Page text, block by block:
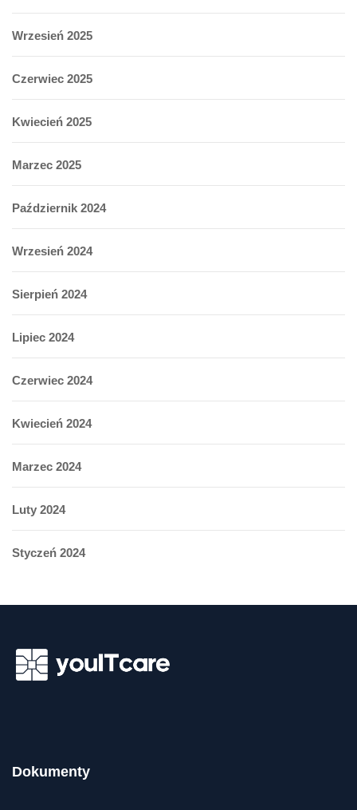
Wrzesień 2025
Czerwiec 2025
Kwiecień 2025
Marzec 2025
Październik 2024
Wrzesień 2024
Sierpień 2024
Lipiec 2024
Czerwiec 2024
Kwiecień 2024
Marzec 2024
Luty 2024
Styczeń 2024
Dokumenty